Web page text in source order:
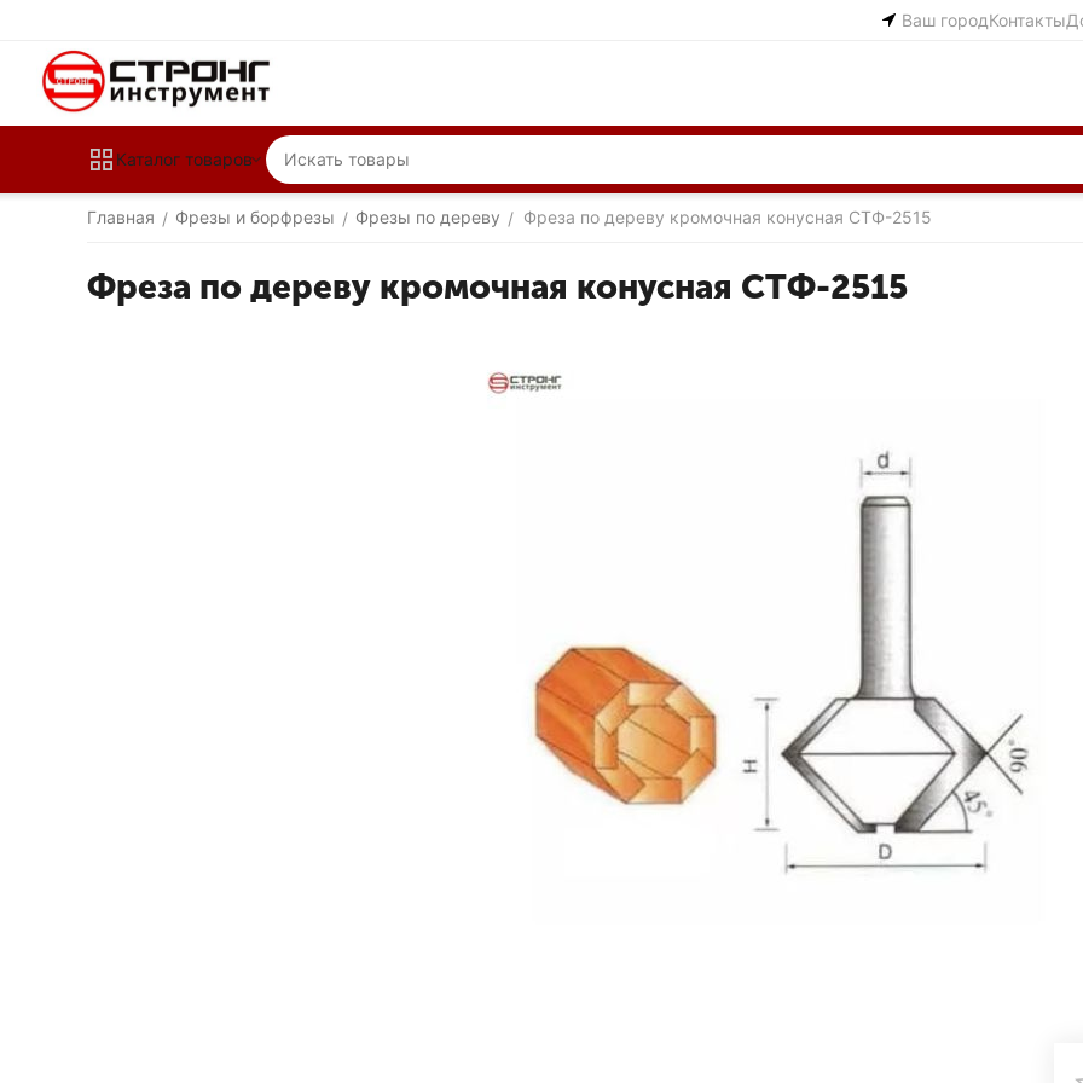
Ваш городКонтакты
Каталог товаров
Главная / Фрезы и борфрезы / Фрезы по дереву / Фреза по дереву кромочная конусная CTФ-2515
Фреза по дереву кромочная конусная CTФ-2515